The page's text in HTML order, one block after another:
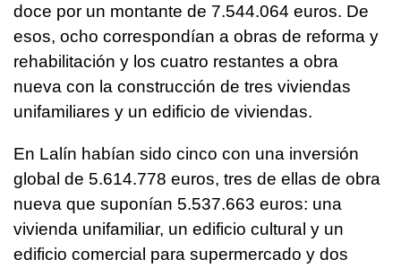
doce por un montante de 7.544.064 euros. De
esos, ocho correspondían a obras de reforma y
rehabilitación y los cuatro restantes a obra
nueva con la construcción de tres viviendas
unifamiliares y un edificio de viviendas.
En Lalín habían sido cinco con una inversión
global de 5.614.778 euros, tres de ellas de obra
nueva que suponían 5.537.663 euros: una
vivienda unifamiliar, un edificio cultural y un
edificio comercial para supermercado y dos